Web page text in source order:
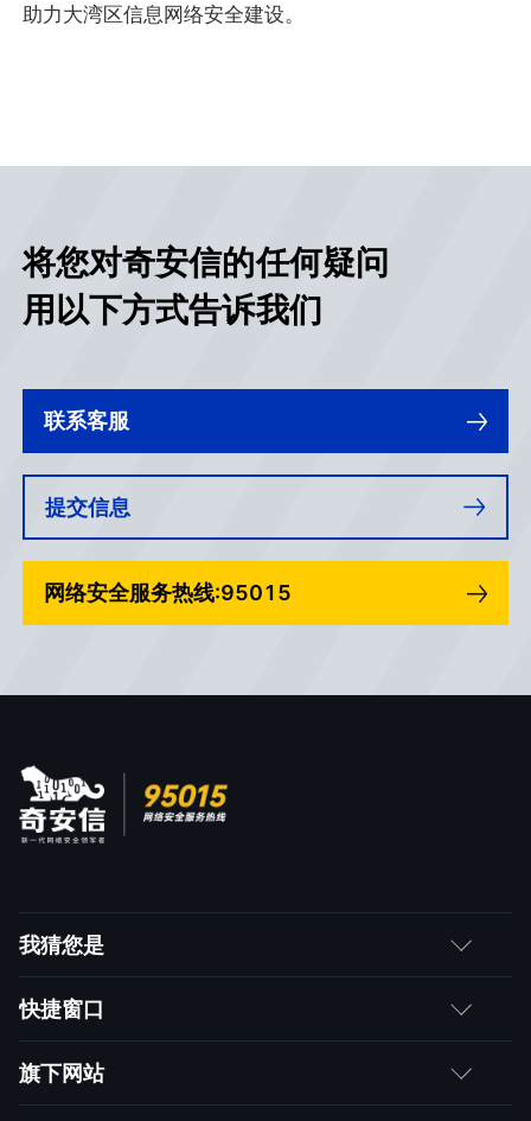
助力大湾区信息网络安全建设。
将您对奇安信的任何疑问
用以下方式告诉我们
联系客服
提交信息
网络安全服务热线:95015
我猜您是
客户
合作伙伴
快捷窗口
如何购买
旗下网站